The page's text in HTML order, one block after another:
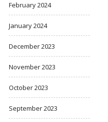
February 2024
January 2024
December 2023
November 2023
October 2023
September 2023